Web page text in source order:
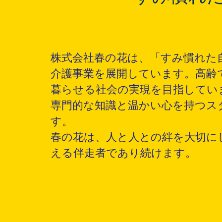
株式会社春の花は、「すみ慣れ
介護事業を展開しています。高
暮らせる社会の実現を目指してい
専門的な知識と温かい心を持つ
す。
春の花は、人と人との絆を大切
える伴走者であり続けます。